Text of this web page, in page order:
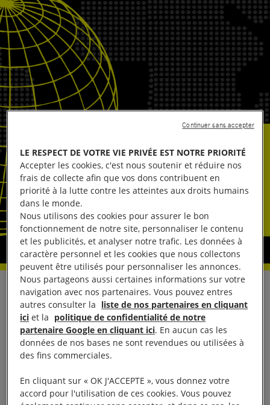
Les autorités d’Oman ont procédé à l’arrestation de
plusieurs journalistes ces dernières semaines, signe
d’une répression qui se durcit contre la liberté
d’expression dans le pays, a déclaré Amnesty
International.
Trois journalistes du quotidien Azamn ont été arrêtés
LE RESPECT DE VOTRE VIE PRIVÉE EST NOTRE PRIORITÉ
Accepter les cookies, c'est nous soutenir et réduire nos
frais de collecte afin que vos dons contribuent en
priorité à la lutte contre les atteintes aux droits humains
dans le monde.
Nous utilisons des cookies pour assurer le bon
fonctionnement de notre site, personnaliser le contenu
et les publicités, et analyser notre trafic. Les données à
caractère personnel et les cookies que nous collectons
peuvent être utilisés pour personnaliser les annonces.
Nous partageons aussi certaines informations sur votre
navigation avec nos partenaires. Vous pouvez entres
autres consulter la liste de nos partenaires en cliquant
ici et la politique de confidentialité de notre
partenaire Google en cliquant ici. En aucun cas les
données de nos bases ne sont revendues ou utilisées à
des fins commerciales.
En cliquant sur « OK J'ACCEPTE », vous donnez votre
accord pour l'utilisation de ces cookies. Vous pouvez
Continuer sans accepter